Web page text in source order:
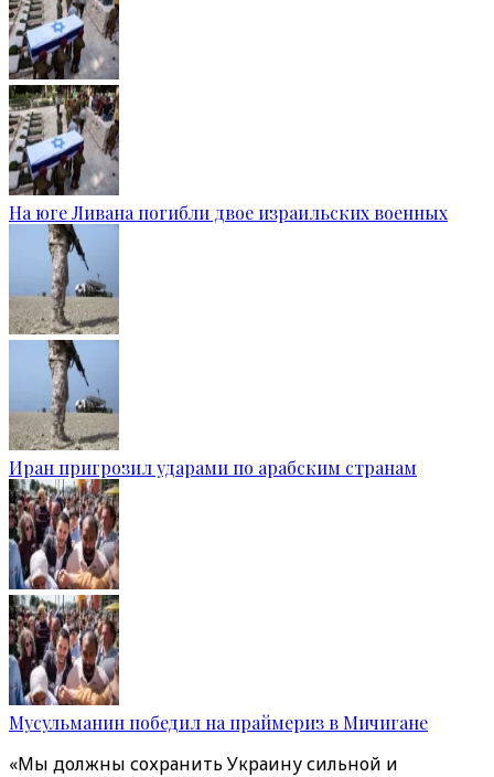
На юге Ливана погибли двое израильских военных
Иран пригрозил ударами по арабским странам
Мусульманин победил на праймериз в Мичигане
«Мы должны сохранить Украину сильной и